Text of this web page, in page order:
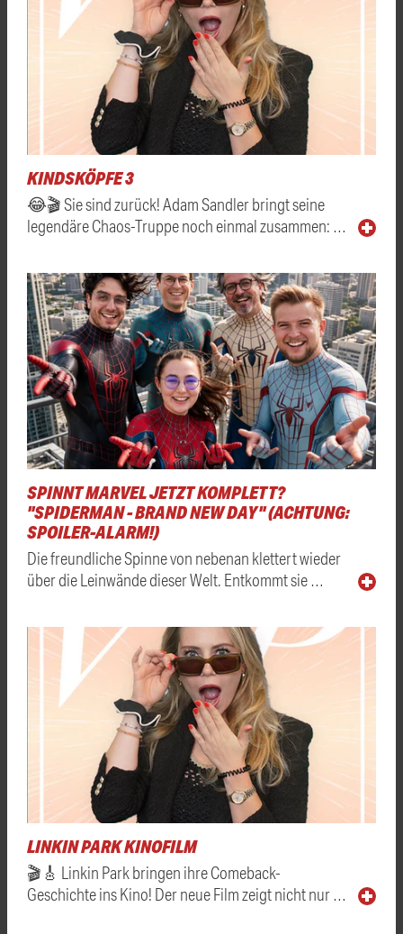
KINDSKÖPFE 3
😂🎬 Sie sind zurück! Adam Sandler bringt seine
legendäre Chaos-Truppe noch einmal zusammen: …
SPINNT MARVEL JETZT KOMPLETT?
"SPIDERMAN - BRAND NEW DAY" (ACHTUNG:
SPOILER-ALARM!)
Die freundliche Spinne von nebenan klettert wieder
über die Leinwände dieser Welt. Entkommt sie …
LINKIN PARK KINOFILM
🎬🎸 Linkin Park bringen ihre Comeback-
Geschichte ins Kino! Der neue Film zeigt nicht nur …